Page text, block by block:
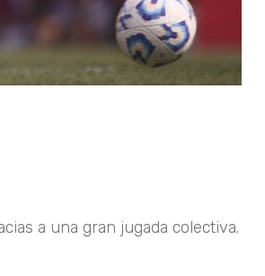
a una gran jugada colectiva.